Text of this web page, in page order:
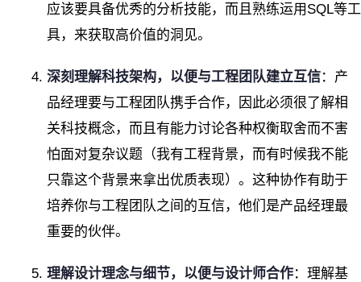
应该要具备优秀的分析技能，而且熟练运用SQL等工
具，来获取高价值的洞见。
深刻理解科技架构，以便与工程团队建立互信：产
品经理要与工程团队携手合作，因此必须很了解相
关科技概念，而且有能力讨论各种权衡取舍而不害
怕面对复杂议题（我有工程背景，而有时候我不能
只靠这个背景来拿出优质表现）。这种协作有助于
培养你与工程团队之间的互信，他们是产品经理最
重要的伙伴。
理解设计理念与细节，以便与设计师合作：理解基